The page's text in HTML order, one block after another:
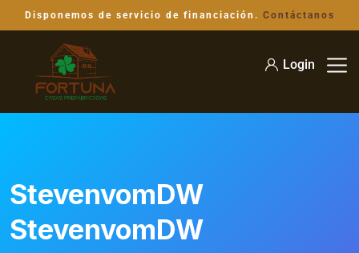
Disponemos de servicio de financiación. Contáctanos
Login
StevenvomDW
StevenvomDW